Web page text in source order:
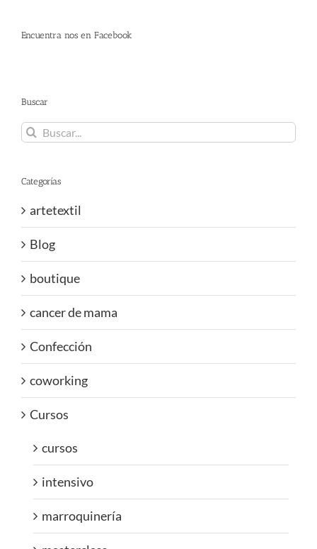
Encuentra nos en Facebook
Buscar
Buscar:
Categorías
artetextil
Blog
boutique
cancer de mama
Confección
coworking
Cursos
cursos
intensivo
marroquinería